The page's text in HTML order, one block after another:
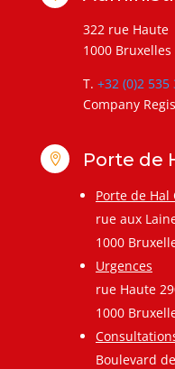
322 rue Haute
1000 Bruxelles
T. +32 (0)2 535
Company
 Porte de
Porte de Hal
rue aux
1000
Urgences
rue Haute
1000
Boulevard